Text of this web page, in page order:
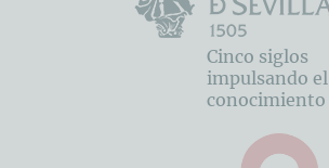
Cinco siglos
impulsando el
conocimiento